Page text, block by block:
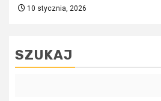
10 stycznia, 2026
SZUKAJ